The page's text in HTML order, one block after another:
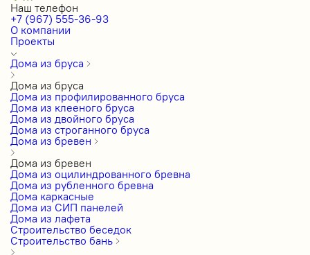
Наш телефон
+7 (967) 555-36-93
О компании
Проекты
Дома из бруса
Дома из бруса
Дома из профилированного бруса
Дома из клееного бруса
Дома из двойного бруса
Дома из строганного бруса
Дома из бревен
Дома из бревен
Дома из оцилиндрованного бревна
Дома из рубленного бревна
Дома каркасные
Дома из СИП панелей
Дома из лафета
Строительство беседок
Строительство бань